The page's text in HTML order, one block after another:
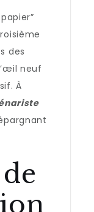
des
neuf
À